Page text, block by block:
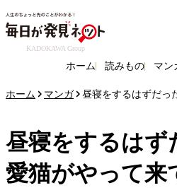
KADOKAWA Group
ホーム 読みもの マン
ホーム マンガ 昼寝をするはずだっ
昼寝をするはず
愛猫がやって来